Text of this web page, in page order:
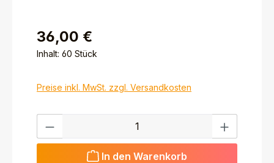
36,00 €
Inhalt: 60 Stück
Preise inkl. MwSt. zzgl. Versandkosten
Produkt Anzahl: Gib den gewünschten Wert ein
In den Warenkorb